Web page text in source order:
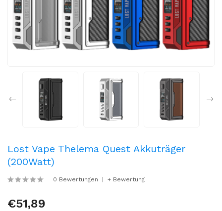
Lost Vape Thelema Quest Akkuträger
(200Watt)
0 Bewertungen + Bewertung
€51,89